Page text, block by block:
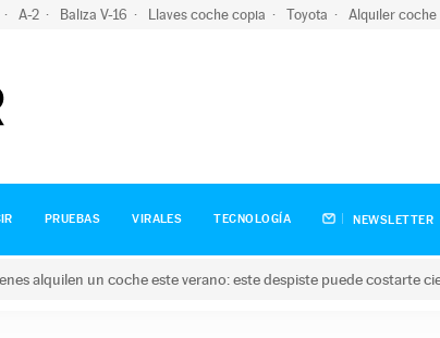
A-2 Baliza V-16 Llaves coche copia Toyota Alquiler coche
PRUEBAS VIRALES TECNOLOGÍA NEWSLETTER
alquilen un coche este verano: este despiste puede costarte